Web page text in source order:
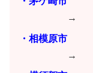
→
・相模原市
→